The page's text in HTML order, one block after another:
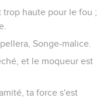
trop haute pour le fou ;
Songe-malice.
et le moqueur est
ta force s'est